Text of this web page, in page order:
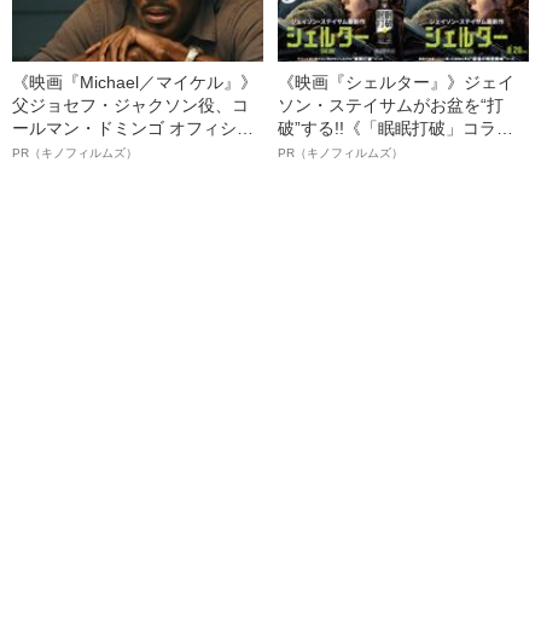
《映画『Michael／マイケル』》
父ジョセフ・ジャクソン役、コ
ールマン・ドミンゴ オフィシャ
ルインタビュー“観客を魅了した
PR（キノフィルムズ）
《映画『シェルター』》ジェイ
ソン・ステイサムがお盆を“打
破”する!!《「眠眠打破」コラ
ボ》
PR（キノフィルムズ）